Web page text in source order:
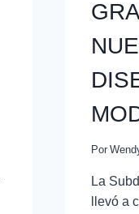
Por
La
llevó a